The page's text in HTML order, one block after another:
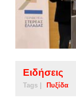
Ειδήσεις
Tags | Πυξίδα